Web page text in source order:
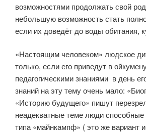
возможностями продолжать свой
небольшую возможность стать
если их доведёт до воды обитания,
«Настоящим человеком» людское
только, если его приведут в
педагогическими знаниями в день
знаний на эту тему очень мало:
«Историю будущего» пишут
неадекватные теме люди способные
типа «майнкампф» ( это же вариант